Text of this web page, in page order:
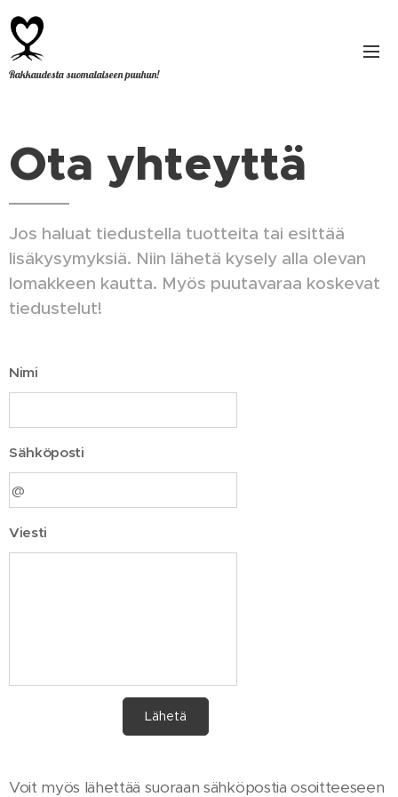
Rakkaudesta suomalaiseen puuhun!
Ota yhteyttä
Jos haluat tiedustella tuotteita tai esittää
lisäkysymyksiä. Niin lähetä kysely alla olevan
lomakkeen kautta. Myös puutavaraa koskevat
tiedustelut!
Nimi
Sähköposti
Viesti
Lähetä
Voit myös lähettää suoraan sähköpostia osoitteeseen